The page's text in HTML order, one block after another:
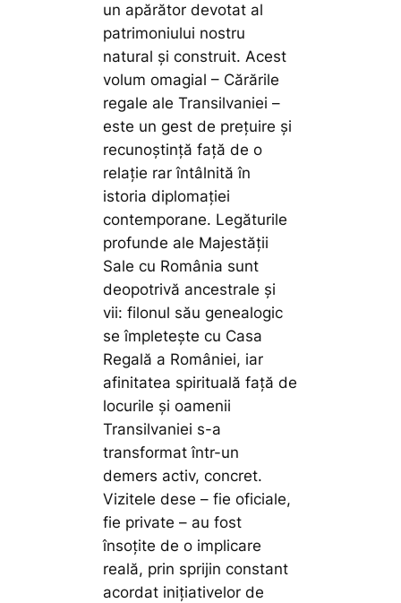
un apărător devotat al
patrimoniului nostru
natural și construit. Acest
volum omagial – Cărările
regale ale Transilvaniei –
este un gest de prețuire și
recunoștință față de o
relație rar întâlnită în
istoria diplomației
contemporane. Legăturile
profunde ale Majestății
Sale cu România sunt
deopotrivă ancestrale și
vii: filonul său genealogic
se împletește cu Casa
Regală a României, iar
afinitatea spirituală față de
locurile și oamenii
Transilvaniei s-a
transformat într-un
demers activ, concret.
Vizitele dese – fie oficiale,
fie private – au fost
însoțite de o implicare
reală, prin sprijin constant
acordat inițiativelor de